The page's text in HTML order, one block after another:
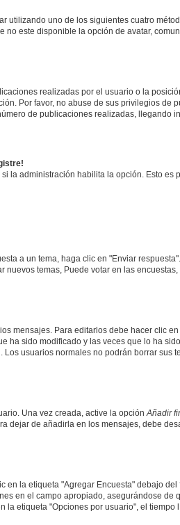
utilizando uno de los siguientes cuatro
este disponible la opción de avatar,
realizadas por el usuario o la
Por favor, no abuse de sus privilegios de
de publicaciones realizadas, llegando
la administración habilita la opción. Esto
a un tema, haga clic en "Enviar
temas, Puede votar en las encuestas,
mensajes. Para editarlos debe hacer clic
ha sido modificado y las veces que lo ha
usuarios normales no podrán borrar sus
Una vez creada, active la opciónAñadir
dejar de añadirla en los mensajes, debe
la etiqueta "Agregar Encuesta" debajo
en el campo apropiado, asegurándose
etiqueta "Opciones por usuario", el